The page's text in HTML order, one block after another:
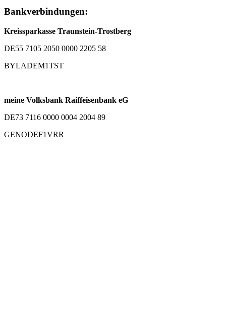
Bankverbindungen:
Kreissparkasse Traunstein-Trostberg
DE55 7105 2050 0000 2205 58
BYLADEM1TST
meine Volksbank Raiffeisenbank eG
DE73 7116 0000 0004 2004 89
GENODEF1VRR